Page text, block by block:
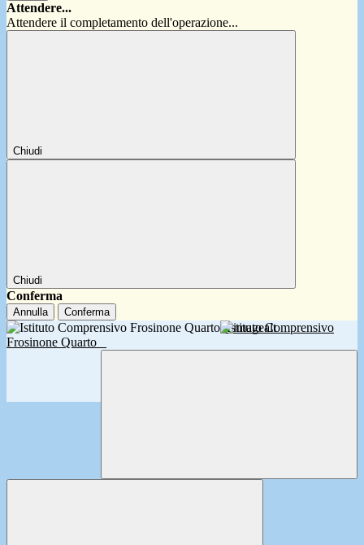
Attendere...
Attendere il completamento dell'operazione...
Chiudi
Chiudi
Conferma
Annulla Conferma
Istituto Comprensivo
Frosinone Quarto